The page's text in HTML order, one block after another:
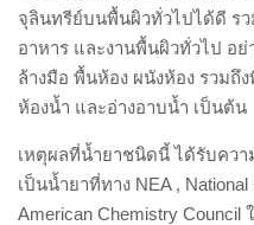
จุลินทรีย์บนพื้นผิวทั่วไปได้ดี ร
อาหาร และงานพื้นผิวทั่วไป อย่
ล้างมือ พื้นห้อง ผนังห้อง รวมถึ
ห้องน้ำ และอ่างอาบน้ำ เป็นต้น
เหตุผลที่น้ำยาชนิดนี้ ได้รับควา
เป็นน้ำยาที่ทาง NEA ,
American Chemistry Council